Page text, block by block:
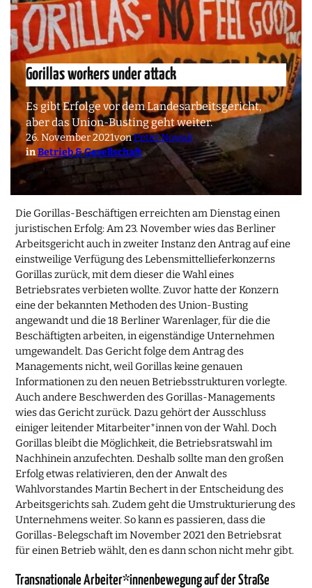
Gorillas workers under attack
Es gibt Erfolge vor dem Landesarbeitsgericht,
aber das Union-Busting geht weiter.
26. November 2021vonPeter Nowak
inBetrieb & Gesellschaft
Die Gorillas-Beschäftigen erreichten am Dienstag einen
juristischen Erfolg: Am 23. November wies das Berliner
Arbeitsgericht auch in zweiter Instanz den Antrag auf eine
einstweilige Verfügung des Lebensmittellieferkonzerns
Gorillas zurück, mit dem dieser die Wahl eines
Betriebsrates verbieten wollte. Zuvor hatte der Konzern
eine der bekannten Methoden des Union-Busting
angewandt und die 18 Berliner Warenlager, für die die
Beschäftigten arbeiten, in eigenständige Unternehmen
umgewandelt. Das Gericht folge dem Antrag des
Managements nicht, weil Gorillas keine genauen
Informationen zu den neuen Betriebsstrukturen vorlegte.
Auch andere Beschwerden des Gorillas-Managements
wies das Gericht zurück. Dazu gehört der Ausschluss
einiger leitender Mitarbeiter*innen von der Wahl. Doch
Gorillas bleibt die Möglichkeit, die Betriebsratswahl im
Nachhinein anzufechten. Deshalb sollte man den großen
Erfolg etwas relativieren, den der Anwalt des
Wahlvorstandes Martin Bechert in der Entscheidung des
Arbeitsgerichts sah. Zudem geht die Umstrukturierung des
Unternehmens weiter. So kann es passieren, dass die
Gorillas-Belegschaft im November 2021 den Betriebsrat
für einen Betrieb wählt, den es dann schon nicht mehr gibt.
Transnationale Arbeiter*innenbewegung auf der Straße